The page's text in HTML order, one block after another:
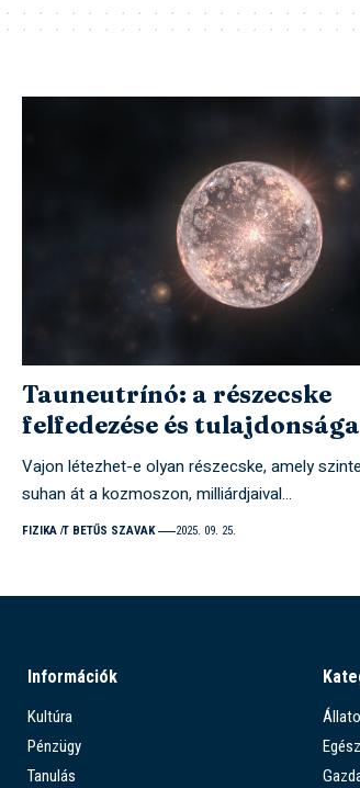
Tauneutrínó: a részecske
felfedezése és
Vajon létezhet-e olyan részecske, amely
suhan át a kozmoszon, milliárdjaival…
FIZIKA T BETŰS SZAVAK 2025. 09. 25.
Információk
Kultúra
Pénzügy
Tanulás